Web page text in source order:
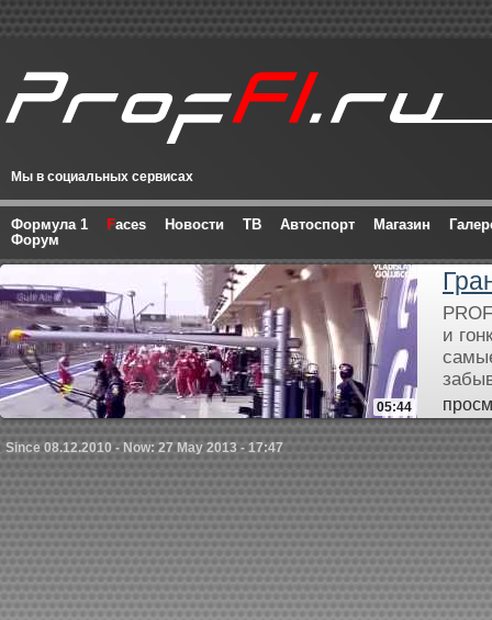
Мы в социальных сервисах
Формула 1 Faces Новости ТВ Автоспорт Магазин
Форум
05:44
и
Since 08.12.2010 - Now: 27 May 2013 - 17:47